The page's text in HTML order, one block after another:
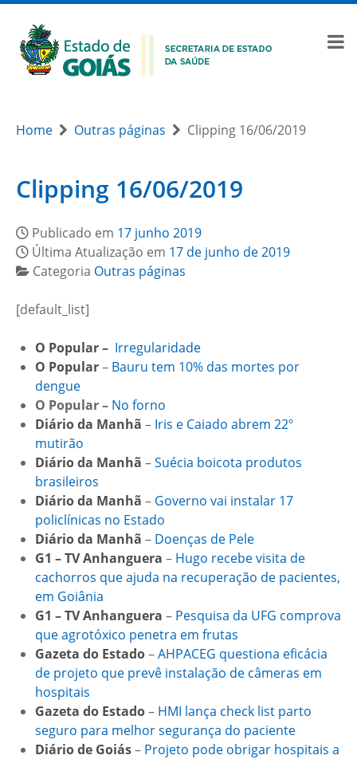
Home Outras páginas Clipping 16/06/2019
Clipping 16/06/2019
Publicado em 17 junho 2019
Última Atualização em 17 de junho de 2019
Categoria Outras páginas
[default_list]
O Popular – Irregularidade
O Popular– Bauru tem 10% das mortes por
dengue
O Popular – No forno
Diário da Manhã – Iris e Caiado abrem 22º
mutirão
Diário da Manhã –Suécia boicota produtos
brasileiros
Diário da Manhã – Governo vai instalar 17
policlínicas no Estado
Diário da Manhã – Doenças de Pele
G1 – TV Anhanguera – Hugo recebe visita de
cachorros que ajuda na recuperação de pacientes,
em Goiânia
G1 – TV Anhanguera – Pesquisa da UFG comprova
que agrotóxico penetra em frutas
Gazeta do Estado–AHPACEG questiona eficácia
de projeto que prevê instalação de câmeras em
hospitais
Gazeta do Estado– HMI lança check list parto
seguro para melhor segurança do paciente
Diário de Goiás– Projeto pode obrigar hospitais a